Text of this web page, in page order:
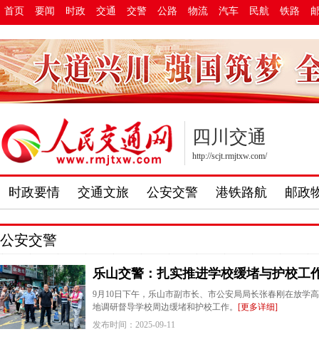
首页 要闻 时政 交通 交警 公路 物流 汽车 民航 铁路
四川交通
http://scjt.rmjtxw.com/
时政要情 交通文旅 公安交警 港铁路航 邮政
公安交警
乐山交警：扎实推进学校缓堵与护校工
9月10日下午，乐山市副市长、市公安局局长张春刚在放学
地调研督导学校周边缓堵和护校工作。 [更多详细]
发布时间：2025-09-11